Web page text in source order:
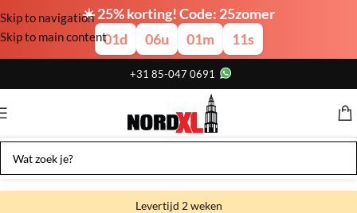
☀️ 25% korting! Code: 25zomer
01d 06u 01m 11s
Skip to navigation
Skip to main content
+31 85-047 0691
Levertijd 2 weken